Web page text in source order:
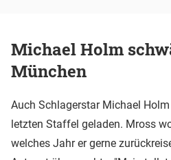
Michael Holm
München
Auch Schlagerstar Michael
letzten Staffel geladen. Mross
welches Jahr er gerne